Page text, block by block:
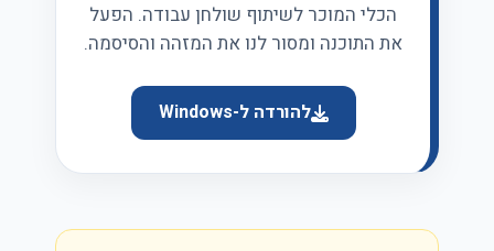
הכלי המוכר לשיתוף שולחן עבודה. הפעל
את התוכנה ומסור לנו את המזהה והסיסמה.
להורדה ל-Windows